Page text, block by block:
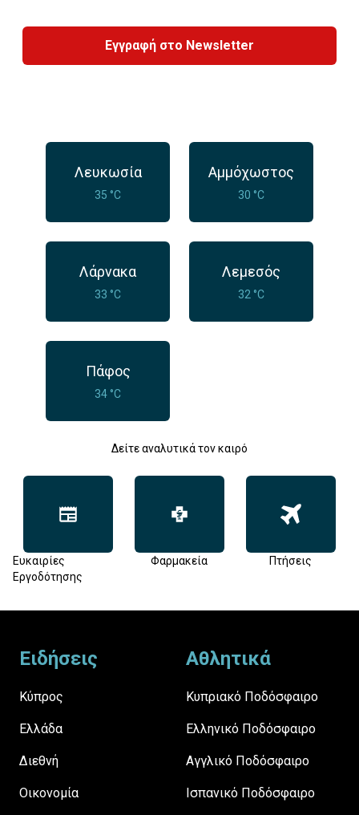
Εγγραφή στο Newsletter
Λευκωσία
35 °C
Αμμόχωστος
30 °C
Λάρνακα
33 °C
Λεμεσός
32 °C
Πάφος
34 °C
Δείτε αναλυτικά τον καιρό
Ευκαιρίες
Εργοδότησης
Φαρμακεία Πτήσεις
Ειδήσεις
Κύπρος
Ελλάδα
Διεθνή
Οικονομία
Αθλητικά
Κυπριακό Ποδόσφαιρο
Ελληνικό Ποδόσφαιρο
Αγγλικό Ποδόσφαιρο
Ισπανικό Ποδόσφαιρο